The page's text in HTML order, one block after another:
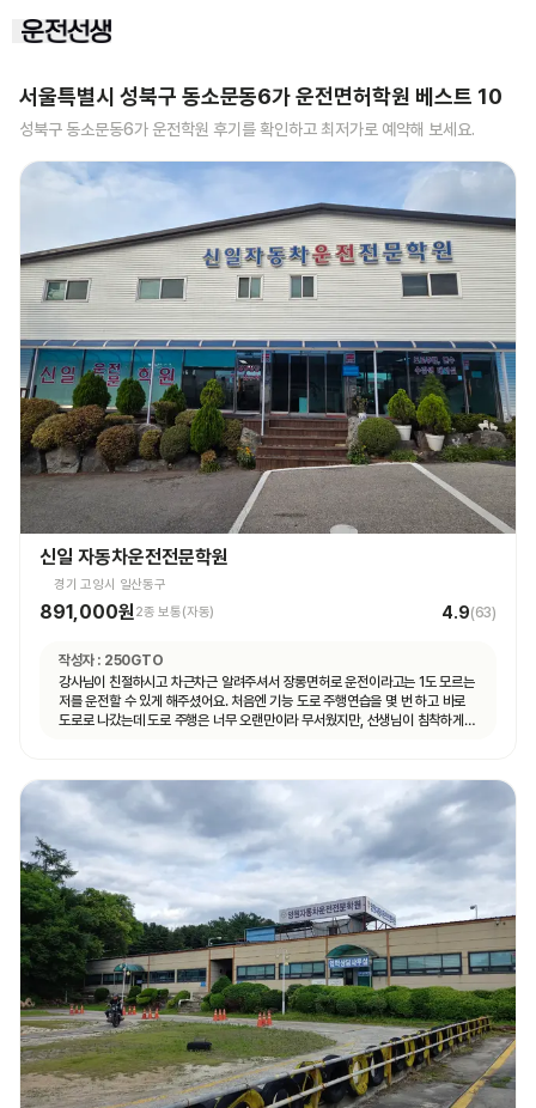
서울특별시 성북구 동소문동6가운전면허학원 베스트 10
성북구 동소문동6가 운전학원 후기를 확인하고 최저가로 예약해 보세요.
신일 자동차운전전문학원
경기 고양시 일산동구
891,000원 2종 보통(자동) 4.9(63)
작성자 : 250GTO
강사님이 친절하시고 차근차근 알려주셔서 장롱면허로 운전이라고는 1도 모르는
저를 운전할 수 있게 해주셨어요. 처음엔 기능 도로 주행연습을 몇 번 하고 바로
도로로 나갔는데 도로 주행은 너무 오랜만이라 무서웠지만, 선생님이 침착하게